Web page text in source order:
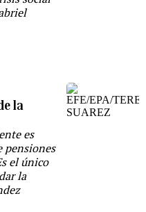
la
es
pensiones
el único
la